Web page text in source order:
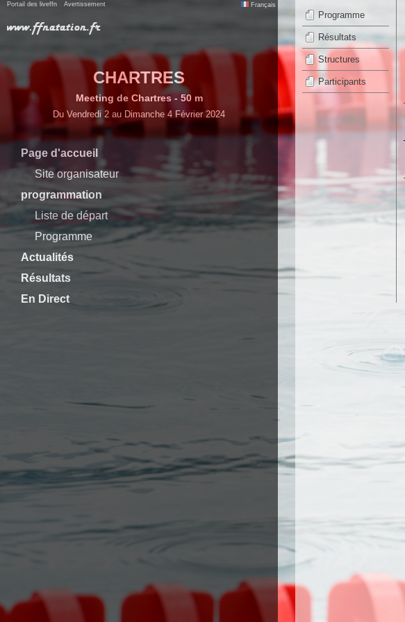
Portail des liveffn Avertissement Français
CHARTRES
Meeting de Chartres - 50 m
Du Vendredi 2 au Dimanche 4 Février 2024
Page d'accueil
Site organisateur
programmation
Liste de départ
Programme
Actualités
Résultats
En Direct
Programme
Résultats
Structures
Participants